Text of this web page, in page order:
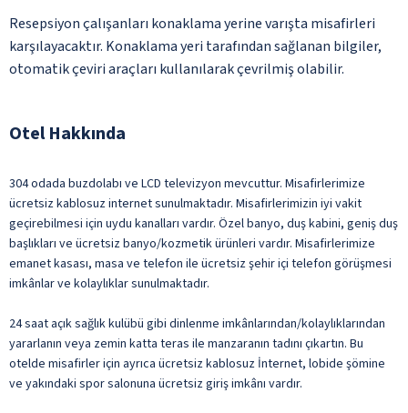
Resepsiyon çalışanları konaklama yerine varışta misafirleri
karşılayacaktır. Konaklama yeri tarafından sağlanan bilgiler,
otomatik çeviri araçları kullanılarak çevrilmiş olabilir.
Otel Hakkında
304 odada buzdolabı ve LCD televizyon mevcuttur. Misafirlerimize
ücretsiz kablosuz internet sunulmaktadır. Misafirlerimizin iyi vakit
geçirebilmesi için uydu kanalları vardır. Özel banyo, duş kabini, geniş duş
başlıkları ve ücretsiz banyo/kozmetik ürünleri vardır. Misafirlerimize
emanet kasası, masa ve telefon ile ücretsiz şehir içi telefon görüşmesi
imkânlar ve kolaylıklar sunulmaktadır.
24 saat açık sağlık kulübü gibi dinlenme imkânlarından/kolaylıklarından
yararlanın veya zemin katta teras ile manzaranın tadını çıkartın. Bu
otelde misafirler için ayrıca ücretsiz kablosuz İnternet, lobide şömine
ve yakındaki spor salonuna ücretsiz giriş imkânı vardır.